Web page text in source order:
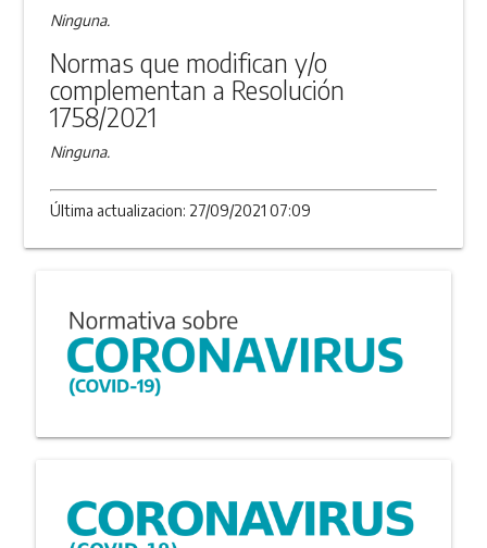
Ninguna.
Normas que modifican y/o
complementan a Resolución
1758/2021
Ninguna.
Última actualizacion: 27/09/2021 07:09